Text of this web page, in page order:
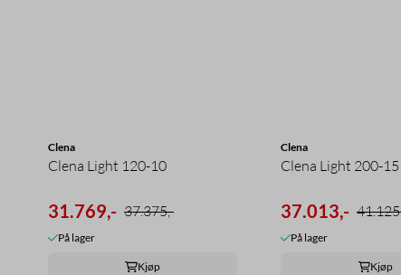
Clena
Clena Light 120-10
31.769,- 37.375,-
På lager
Kjøp
Clena
Clena Light 200-15
37.013,-
På lager
Kjøp